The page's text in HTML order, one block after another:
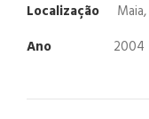
Localização
Ano
2004